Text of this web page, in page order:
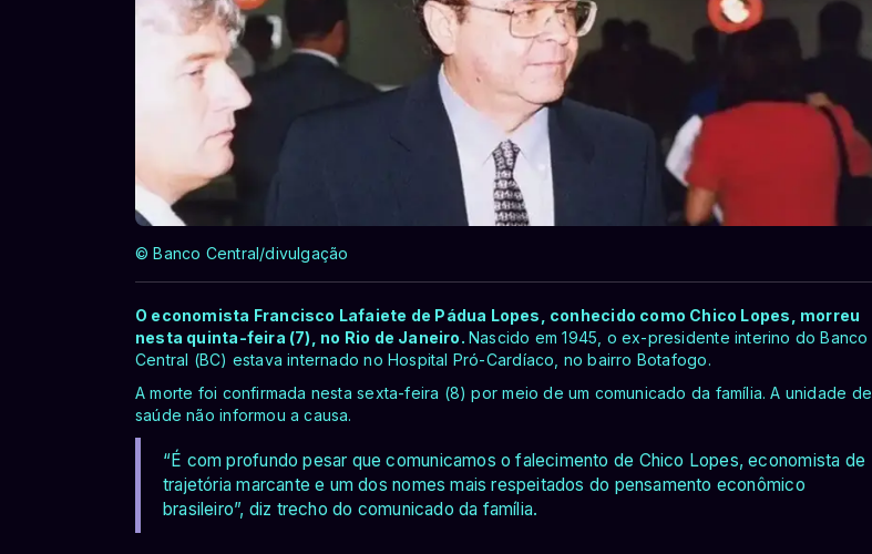
© Banco Central/divulgação
O economista Francisco Lafaiete de Pádua Lopes, conhecido como Chico Lopes, morreu
nesta quinta-feira (7), no Rio de Janeiro.Nascido em 1945, o ex-presidente interino do Banco
Central (BC) estava internado no Hospital Pró-Cardíaco, no bairro Botafogo.
A morte foi confirmada nesta sexta-feira (8) por meio de um comunicado da família. A unidade de
saúde não informou a causa.
“É com profundo pesar que comunicamos o falecimento de Chico Lopes, economista de
trajetória marcante e um dos nomes mais respeitados do pensamento econômico
brasileiro”, diz trecho do comunicado da família.